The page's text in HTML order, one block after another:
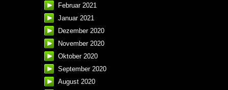
Februar 2021
Januar 2021
Dezember 2020
November 2020
Oktober 2020
September 2020
August 2020